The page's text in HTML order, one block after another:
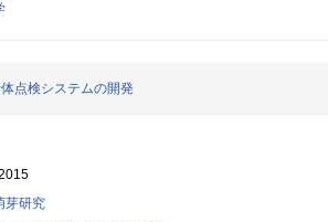
点検システムの開発
芽研究